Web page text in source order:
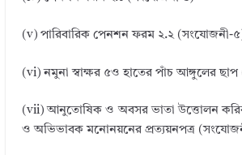
(v) পারিবারিক পেনশন ফরম ২.২ (সংযোজনী-
(vi) নমুনা স্বাক্ষর ৫ও হাতের পাঁচ আঙ্গুলের
(vii) আনুতোষিক ও অবসর ভাতা উত্তোলন
ও অভিভাবক মনোনয়নের প্রত্যয়নপত্র